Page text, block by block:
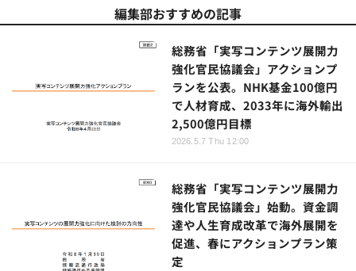
編集部おすすめの記事
総務省「実写コンテンツ展開力
強化官民協議会」アクションプ
ランを公表。NHK基金100億円
で人材育成、2033年に海外輸出
2,500億円目標
2026.5.7 Thu 12:00
総務省「実写コンテンツ展開力
強化官民協議会」始動。資金調
達や人生育成改革で海外展開を
促進、春にアクションプラン策
定